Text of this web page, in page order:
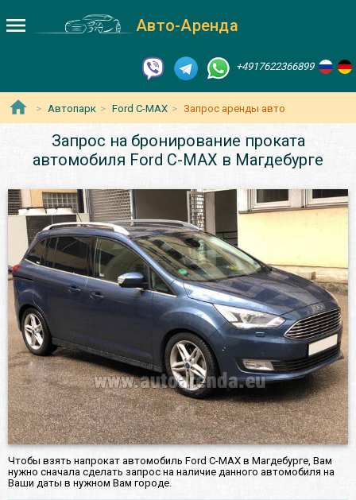
Авто-Аренда
+4917622366899
Автопарк Ford C-MAX Запрос аренды авто
Запрос на бронирование проката
автомобиля Ford C-MAX в Магдебурге
Чтобы взять напрокат автомобиль Ford C-MAX в Магдебурге, Вам
нужно сначала сделать запрос на наличие данного автомобиля на
Ваши даты в нужном Вам городе.